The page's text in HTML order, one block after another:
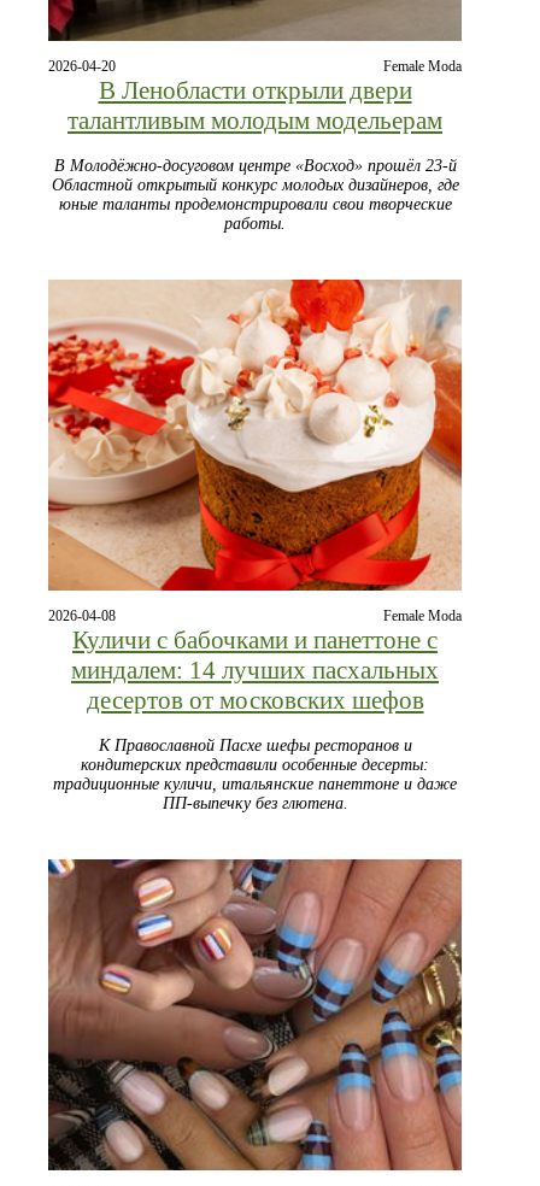
2026-04-20 Female Moda
В Ленобласти открыли двери
талантливым молодым модельерам
В Молодёжно-досуговом центре «Восход» прошёл 23-й
Областной открытый конкурс молодых дизайнеров, где
юные таланты продемонстрировали свои творческие
работы.
2026-04-08 Female Moda
Куличи с бабочками и панеттоне с
миндалем: 14 лучших пасхальных
десертов от московских шефов
К Православной Пасхе шефы ресторанов и
кондитерских представили особенные десерты:
традиционные куличи, итальянские панеттоне и даже
ПП-выпечку без глютена.